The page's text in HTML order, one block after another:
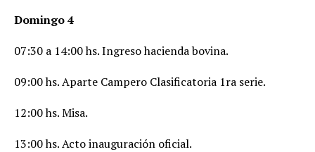
Domingo 4
07:30 a 14:00 hs. Ingreso hacienda bovina.
09:00 hs. Aparte Campero Clasificatoria 1ra serie.
12:00 hs. Misa.
13:00 hs. Acto inauguración oficial.